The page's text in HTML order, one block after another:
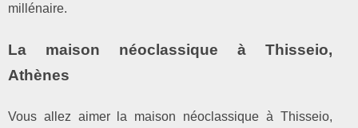
millénaire.
La maison néoclassique à Thisseio,
Athènes
Vous allez aimer la maison néoclassique à Thisseio,